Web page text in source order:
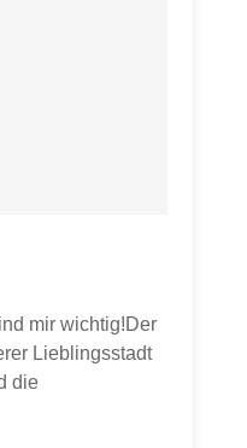
mir wichtig!Der
Lieblingsstadt
die
du 1 Meter